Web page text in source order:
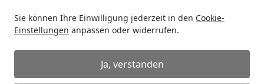
Sie können Ihre Einwilligung jederzeit in den Cookie-
Einstellungen anpassen oder widerrufen.
Ja, verstanden